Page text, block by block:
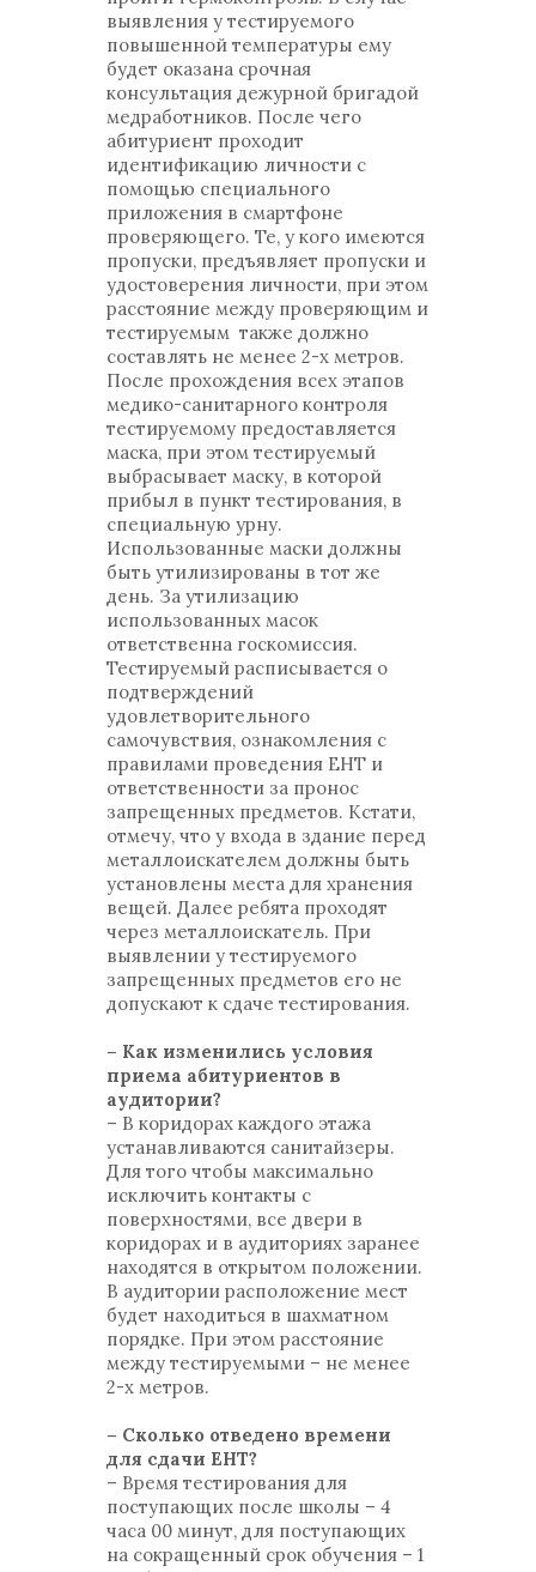
выявления у тестируемого
повышенной температуры ему
будет оказана срочная
консультация дежурной бригадой
медработников. После чего
абитуриент проходит
идентификацию личности с
помощью специального
приложения в смартфоне
проверяющего. Те, у кого имеются
пропуски, предъявляет пропуски и
удостоверения личности, при этом
расстояние между проверяющим и
тестируемым также должно
составлять не менее 2-х метров.
После прохождения всех этапов
медико-санитарного контроля
тестируемому предоставляется
маска, при этом тестируемый
выбрасывает маску, в которой
прибыл в пункт тестирования, в
специальную урну.
Использованные маски должны
быть утилизированы в тот же
день. За утилизацию
использованных масок
ответственна госкомиссия.
Тестируемый расписывается о
подтверждений
удовлетворительного
самочувствия, ознакомления с
правилами проведения ЕНТ и
ответственности за пронос
запрещенных предметов. Кстати,
отмечу, что у входа в здание перед
металлоискателем должны быть
установлены места для хранения
вещей. Далее ребята проходят
через металлоискатель. При
выявлении у тестируемого
запрещенных предметов его не
допускают к сдаче тестирования.
– Как изменились условия
приема абитуриентов в
аудитории?
– В коридорах каждого этажа
устанавливаются санитайзеры.
Для того чтобы максимально
исключить контакты с
поверхностями, все двери в
коридорах и в аудиториях заранее
находятся в открытом положении.
В аудитории расположение мест
будет находиться в шахматном
порядке. При этом расстояние
между тестируемыми – не менее
2-х метров.
– Сколько отведено времени
для сдачи ЕНТ?
– Время тестирования для
поступающих после школы – 4
часа 00 минут, для поступающих
на сокращенный срок обучения – 1